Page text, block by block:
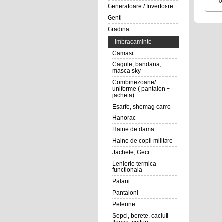
Generatoare / Invertoare
Genti
Gradina
Imbracaminte
Camasi
Cagule, bandana,
masca sky
Combinezoane/
uniforme ( pantalon +
jacheta)
Esarfe, shemag camo
Hanorac
Haine de dama
Haine de copii militare
Jachete, Geci
Lenjerie termica
functionala
Palarii
Pantaloni
Pelerine
Sepci, berete, caciuli